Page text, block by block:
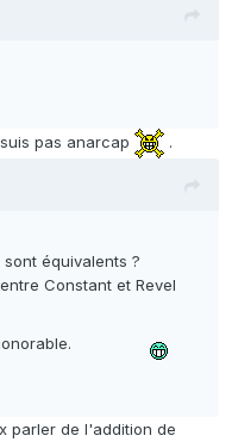
pas anarcap .
équivalents ?
Constant et Revel
parler de l'addition de